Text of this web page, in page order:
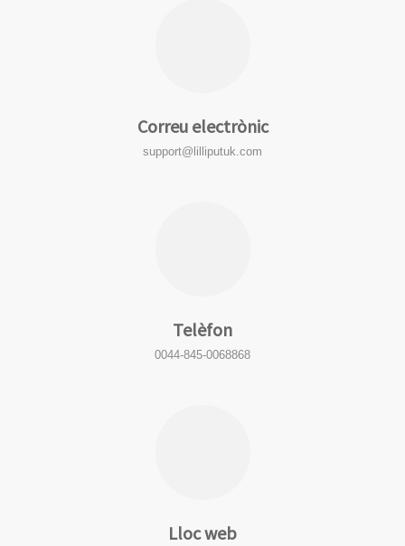
Correu electrònic
support@lilliputuk.com
Telèfon
0044-845-0068868
Lloc web